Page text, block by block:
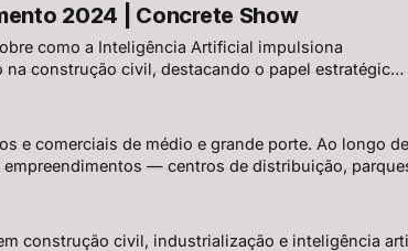
automação.2024 | Concrete Show
como a Inteligência Artificial impulsiona
construção civil, destacando o papel estratégico
copilotos em obra, cultura organizacional e os
e comerciais de médio e grande porte. Ao longo
— centros de distribuição,
construção civil, industrialização e inteligência